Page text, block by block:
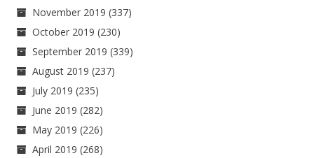
November 2019 (337)
October 2019 (230)
September 2019 (339)
August 2019 (237)
July 2019 (235)
June 2019 (282)
May 2019 (226)
April 2019 (268)